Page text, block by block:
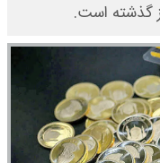
گذشته است.